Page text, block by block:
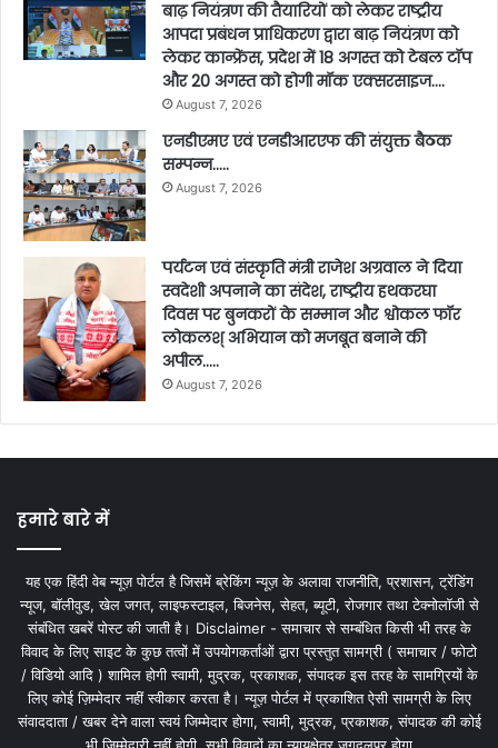
बाढ़ नियंत्रण की तैयारियों को लेकर राष्ट्रीय
आपदा प्रबंधन प्राधिकरण द्वारा बाढ़ नियंत्रण को
लेकर कान्फ्रेंस, प्रदेश में 18 अगस्त को टेबल टॉप
और 20 अगस्त को होगी मॉक एक्सरसाइज….
August 7, 2026
एनडीएमए एवं एनडीआरएफ की संयुक्त बैठक
सम्पन्न…..
August 7, 2026
पर्यटन एवं संस्कृति मंत्री राजेश अग्रवाल ने दिया
स्वदेशी अपनाने का संदेश, राष्ट्रीय हथकरघा
दिवस पर बुनकरों के सम्मान और श्वोकल फॉर
लोकलश् अभियान को मजबूत बनाने की
अपील…..
August 7, 2026
हमारे बारे में
यह एक हिंदी वेब न्यूज़ पोर्टल है जिसमें ब्रेकिंग न्यूज़ के अलावा राजनीति, प्रशासन, ट्रेंडिंग
न्यूज, बॉलीवुड, खेल जगत, लाइफस्टाइल, बिजनेस, सेहत, ब्यूटी, रोजगार तथा टेक्नोलॉजी से
संबंधित खबरें पोस्ट की जाती है। Disclaimer - समाचार से सम्बंधित किसी भी तरह के
विवाद के लिए साइट के कुछ तत्वों में उपयोगकर्ताओं द्वारा प्रस्तुत सामग्री ( समाचार / फोटो
/ विडियो आदि ) शामिल होगी स्वामी, मुद्रक, प्रकाशक, संपादक इस तरह के सामग्रियों के
लिए कोई ज़िम्मेदार नहीं स्वीकार करता है। न्यूज़ पोर्टल में प्रकाशित ऐसी सामग्री के लिए
संवाददाता / खबर देने वाला स्वयं जिम्मेदार होगा, स्वामी, मुद्रक, प्रकाशक, संपादक की कोई